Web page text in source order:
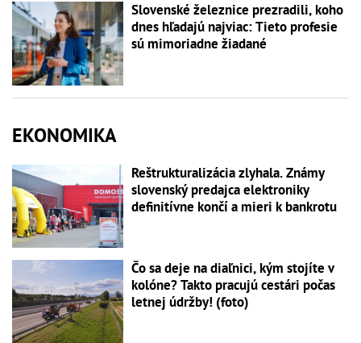
Slovenské železnice prezradili, koho
dnes hľadajú najviac: Tieto profesie
sú mimoriadne žiadané
EKONOMIKA
Reštrukturalizácia zlyhala. Známy
slovenský predajca elektroniky
definitívne končí a mieri k bankrotu
Čo sa deje na diaľnici, kým stojíte v
kolóne? Takto pracujú cestári počas
letnej údržby! (foto)